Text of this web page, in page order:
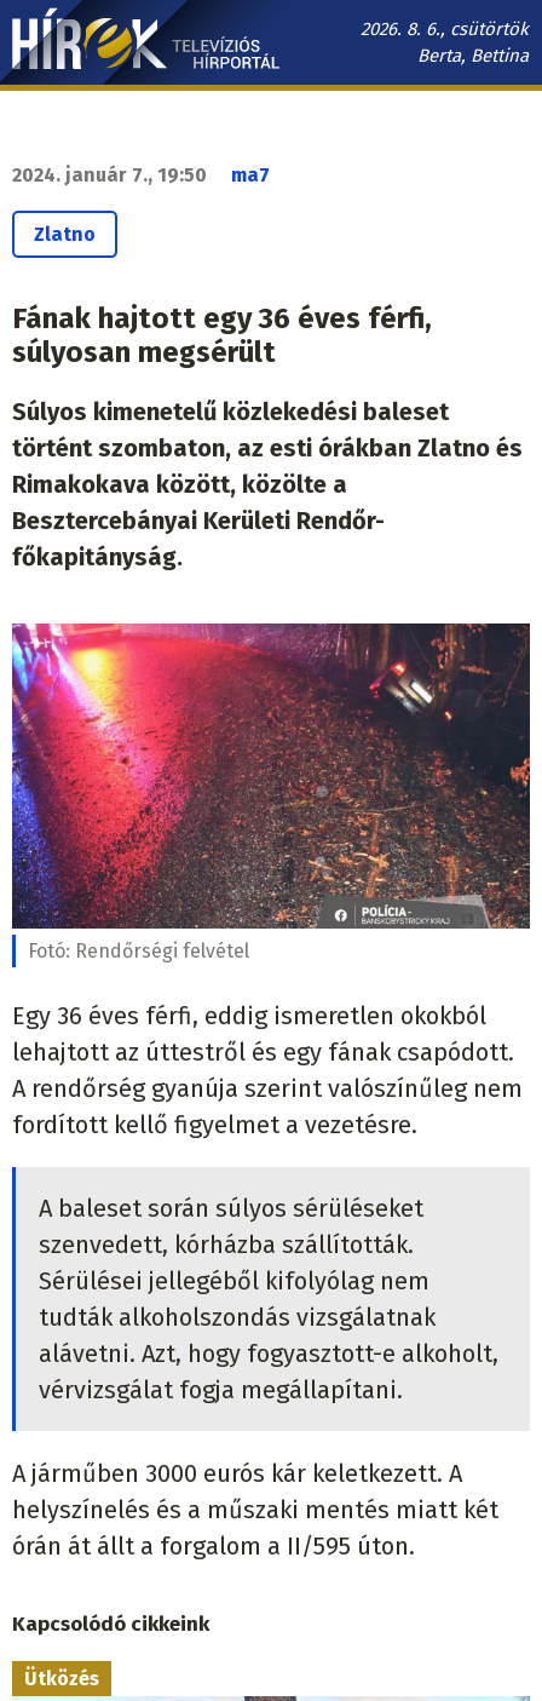
Ugrás
tartalomra
2026. 8. 6., csütörtök
Berta, Bettina
Hírek.sk
navigáció
2024. január 7., 19:50 ma7
Zlatno
Fának hajtott egy 36 éves férfi,
súlyosan megsérült
Súlyos kimenetelű közlekedési baleset
történt szombaton, az esti órákban Zlatno és
Rimakokava között, közölte a
Besztercebányai Kerületi Rendőr-
főkapitányság.
Fotó: Rendőrségi felvétel
Egy 36 éves férfi, eddig ismeretlen okokból
lehajtott az úttestről és egy fának csapódott.
A rendőrség gyanúja szerint valószínűleg nem
fordított kellő figyelmet a vezetésre.
A baleset során súlyos sérüléseket
szenvedett, kórházba szállították.
Sérülései jellegéből kifolyólag nem
tudták alkoholszondás vizsgálatnak
alávetni. Azt, hogy fogyasztott-e alkoholt,
vérvizsgálat fogja megállapítani.
A járműben 3000 eurós kár keletkezett. A
helyszínelés és a műszaki mentés miatt két
órán át állt a forgalom a II/595 úton.
Kapcsolódó cikkeink
Ütközés